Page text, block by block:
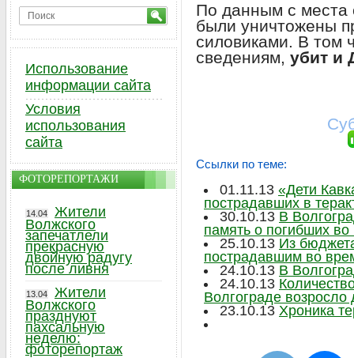
По данным с места
были уничтожены
силовиками. В том
сведениям, убит и
Ссылки по теме:
01.11.13 «Дети
пострадавших в
30.10.13 В
память о погибших во
25.10.13 Из
пострадавшим во
24.10.13 В
24.10.13
Волгограде возросло
23.10.13 Хроника
Использование
информации сайта
Условия
использования
сайта
ФОТОРЕПОРТАЖИ
14.04
Жители
Волжского
запечатлели
прекрасную
двойную радугу
после ливня
13.04
Жители
Волжского
празднуют
пахсальную
неделю:
фоторепортаж